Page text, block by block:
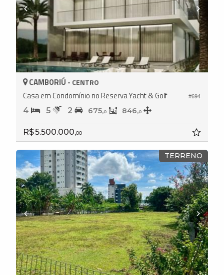
#694
CAMBORIÚ - CENTRO
Casa em Condomínio no Reserva Yacht & Golf
4 5 2 675,0 846,0
R$ 5.500.000,00
TERRENO